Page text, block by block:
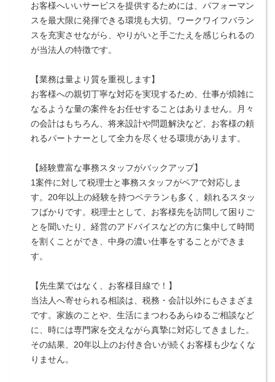
お客様へいいサービスを提供するためには、パフォーマン
スを最大限に発揮できる環境も大切。ワークワイフバラン
スを充実させながら、やりがいと手ごたえを感じられるの
が当法人の特徴です。
【業務は量より質を重視します】
お客様への親切丁寧な対応を実現するため、仕事が煩雑に
なるような量の案件をお任せすることはありません。月々
の会計はもちろん、将来設計や問題解決など、お客様の頼
れるパートナーとして全力を尽くせる環境があります。
【経験豊富な事務スタッフがバックアップ】
1案件に対して税理士と事務スタッフがペアで対応しま
す。20年以上の経験を持つベテランも多く、頼れるスタッ
フばかりです。税理士として、お客様先を訪問して困りご
とを聞いたり、経営のアドバイスなどの方に集中して時間
を割くことができ、中身の濃い仕事をすることができま
す。
【先生業ではなく、お客様目線で！】
当法人へ寄せられる相談は、税務・会計以外にもさまざま
です。家族のことや、生活にまつわるあらゆるご相談など
に、時には専門家を交えながら真摯に対応してきました。
その結果、20年以上のお付き合いが続くお客様も少なくな
りません。